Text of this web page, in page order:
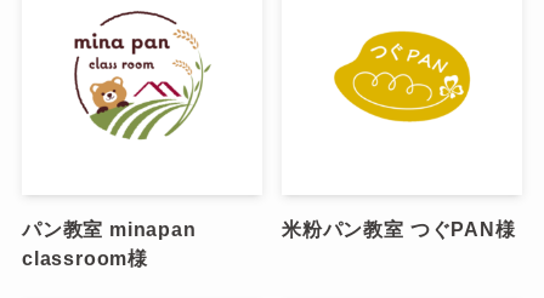
パン教室 minapan
classroom様
米粉パン教室 つぐPAN様